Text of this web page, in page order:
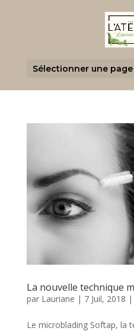
Sélectionner une page
La nouvelle technique
par Lauriane | 7 Juil, 2018 |
Le microblading Softap, la